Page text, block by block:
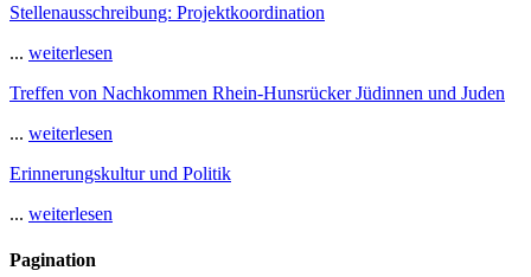
Stellenausschreibung: Projektkoordination
... weiterlesen
Treffen von Nachkommen Rhein-Hunsrücker Jüdinnen und Juden
... weiterlesen
Erinnerungskultur und Politik
... weiterlesen
Pagination